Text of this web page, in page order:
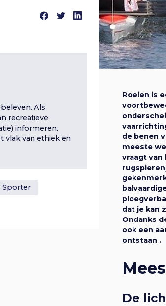
Als
recreatieve
informeren,
vlak van ethiek en
Sporter
Roeien is
de benen
meeste
vraagt van
dat je kan
Ondanks
ook een
ontstaan .
De